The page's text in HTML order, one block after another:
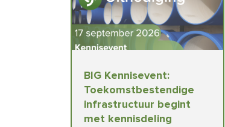
BIG Kennisevent:
Toekomstbestendige
infrastructuur begint
met kennisdeling